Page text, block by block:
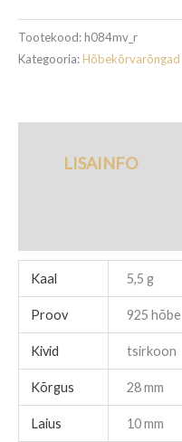
Tootekood:h084mv_r
Kategooria:Hõbekõrvarõngad
LISAINFO
Kaal 5,5 g
Proov 925 hõbe
Kivid tsirkoon
Kõrgus 28 mm
Laius 10 mm